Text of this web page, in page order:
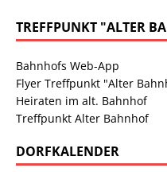
TREFFPUNKT "ALTER
Bahnhofs Web-App
Flyer Treffpunkt "Alter
Heiraten im alt. Bahnhof
Treffpunkt Alter Bahnhof
DORFKALENDER